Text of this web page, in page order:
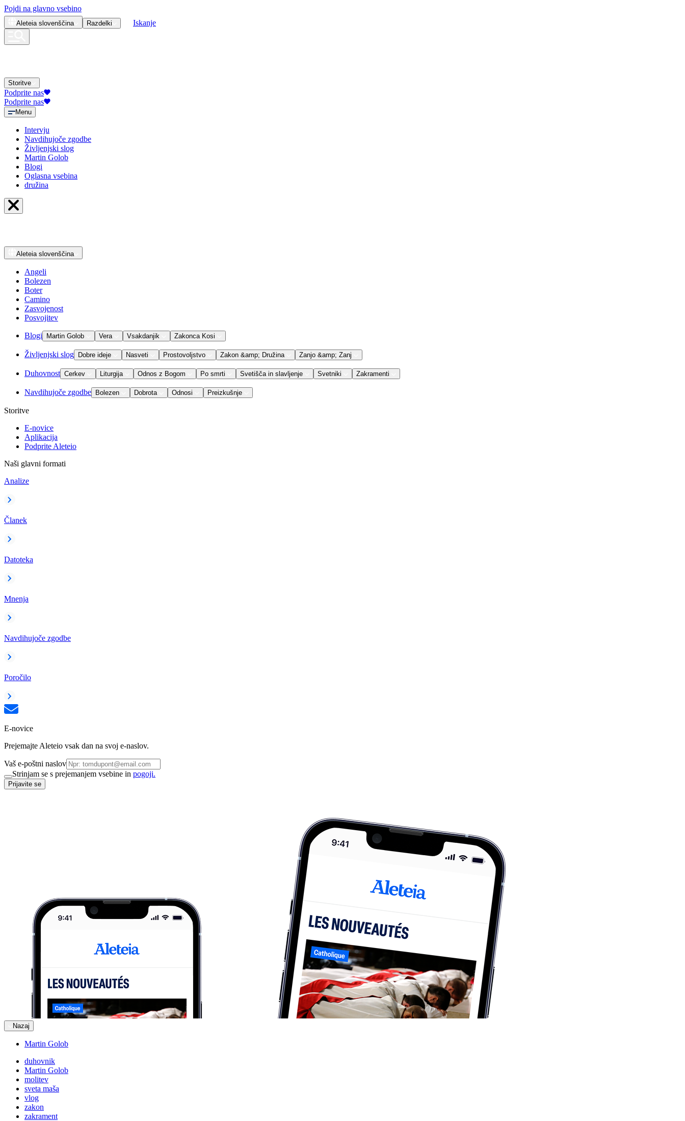
Pojdi na glavno vsebino
Aleteia slovenščina Razdelki Iskanje
Storitve
Podprite nas
Podprite nas
Menu
Intervju
Navdihujoče zgodbe
Življenjski slog
Martin Golob
Blogi
Oglasna vsebina
družina
Aleteia slovenščina
Angeli
Bolezen
Boter
Camino
Zasvojenost
Posvojitev
Blogi Martin Golob Vera Vsakdanjik Zakonca Kosi
Življenjski slog Dobre ideje Nasveti Prostovoljstvo Zakon &amp; Družina Zanjo &amp; Zanj
Duhovnost Cerkev Liturgija Odnos z Bogom Po smrti Svetišča in slavljenje Svetniki Zakramenti
Navdihujoče zgodbe Bolezen Dobrota Odnosi Preizkušnje
Storitve
E-novice
Aplikacija
Podprite Aleteio
Naši glavni formati
Analize
Članek
Datoteka
Mnenja
Navdihujoče zgodbe
Poročilo
E-novice
Prejemajte Aleteio vsak dan na svoj e-naslov.
Vaš e-poštni naslov
Strinjam se s prejemanjem vsebine in pogoji.
Prijavite se
Nazaj
Martin Golob
duhovnik
Martin Golob
molitev
sveta maša
vlog
zakon
zakrament